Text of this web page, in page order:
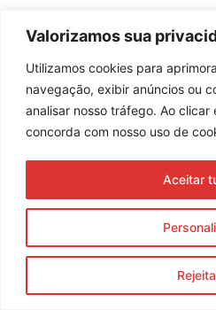
Valorizamos sua
Utilizamos cookies para
navegação, exibir anúncios ou
analisar nosso tráfego. Ao clicar
concorda com nosso uso de
Aceitar
Assine nossa newsletter
Enviar
Política de Privacidade